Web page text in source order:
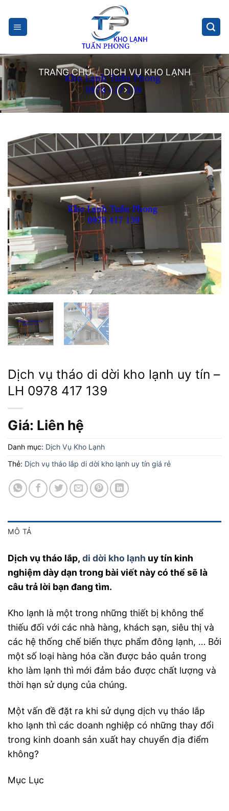
content
TRANG CHỦ / DỊCH VỤ KHO LẠNH
Dịch vụ tháo di dời kho lạnh uy tín –
LH 0978 417 139
Giá: Liên hệ
Danh mục: Dịch Vụ Kho Lạnh
Thẻ: Dịch vụ tháo lắp di dời kho lạnh uy tín giá rẻ
MÔ TẢ
Dịch vụ tháo lắp, di dời kho lạnh uy tín kinh
nghiệm dày dạn trong bài viết này có thể sẽ là
câu trả lời bạn đang tìm.
Kho lạnh là một trong những thiết bị không thể
thiếu đối với các nhà hàng, khách sạn, siêu thị và
các hệ thống chế biến thực phẩm đông lạnh, … Bởi
một số loại hàng hóa cần được bảo quản trong
kho làm lạnh thì mới đảm bảo được chất lượng và
thời hạn sử dụng của chúng.
Một vấn đề đặt ra khi sử dụng dịch vụ tháo lắp
kho lạnh thì các doanh nghiệp có những thay đổi
trong kinh doanh sản xuất hay chuyển địa điểm
không?
Mục Lục